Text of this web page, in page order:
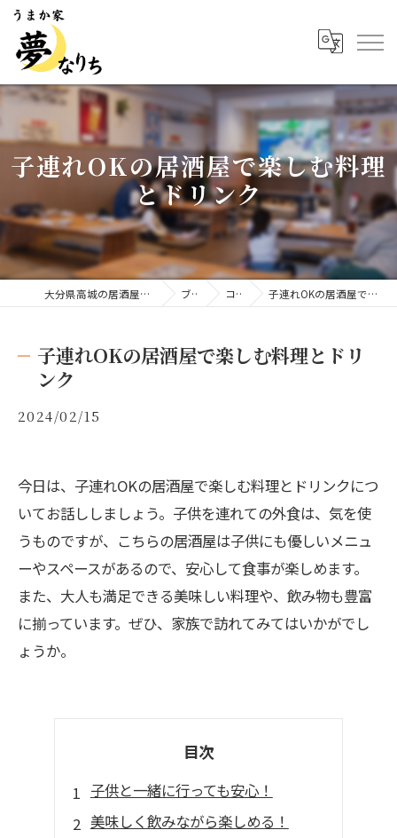
子連れOKの居酒屋で楽しむ料理
とドリンク
大分県高城の居酒屋ならうまか家 夢なりち ブログ コラム 子連れOKの居酒屋で楽しむ料理とドリンク
子連れOKの居酒屋で楽しむ料理とドリ
ンク
2024/02/15
今日は、子連れOKの居酒屋で楽しむ料理とドリンクにつ
いてお話ししましょう。子供を連れての外食は、気を使
うものですが、こちらの居酒屋は子供にも優しいメニュ
ーやスペースがあるので、安心して食事が楽しめます。
また、大人も満足できる美味しい料理や、飲み物も豊富
に揃っています。ぜひ、家族で訪れてみてはいかがでし
ょうか。
目次
子供と一緒に行っても安心！
美味しく飲みながら楽しめる！